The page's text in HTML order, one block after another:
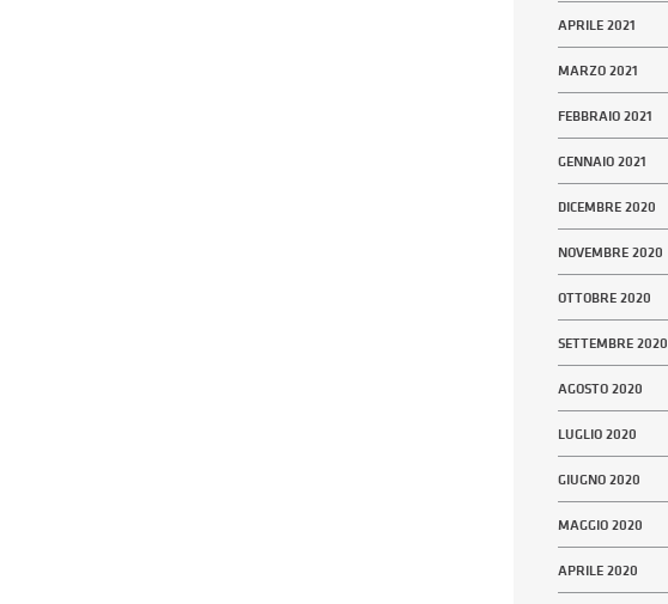
APRILE 2021
MARZO 2021
FEBBRAIO 2021
GENNAIO 2021
DICEMBRE 2020
NOVEMBRE 2020
OTTOBRE 2020
SETTEMBRE 2020
AGOSTO 2020
LUGLIO 2020
GIUGNO 2020
MAGGIO 2020
APRILE 2020